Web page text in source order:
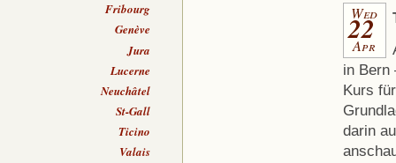
Wed
22
Apr
in Bern
Kurs
darin
Fribourg
Genève
Jura
Lucerne
Neuchâtel
St-Gall
Ticino
Valais